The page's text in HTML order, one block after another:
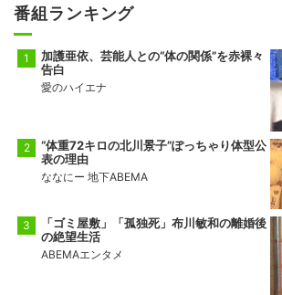
番組ランキング
加護亜依、芸能人との“体の関係”を赤裸々
告白
愛のハイエナ
“体重72キロの北川景子”ぽっちゃり体型公
表の理由
ななにー 地下ABEMA
「ゴミ屋敷」「孤独死」布川敏和の離婚後
の絶望生活
ABEMAエンタメ